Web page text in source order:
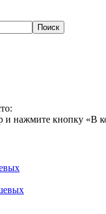
и нажмите кнопку «В